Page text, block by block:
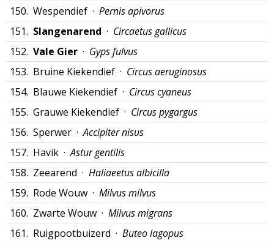
150. Wespendief · Pernis apivorus
151. Slangenarend · Circaetus gallicus
152. Vale Gier · Gyps fulvus
153. Bruine Kiekendief · Circus aeruginosus
154. Blauwe Kiekendief · Circus cyaneus
155. Grauwe Kiekendief · Circus pygargus
156. Sperwer ·Accipiter nisus
157. Havik ·Astur gentilis
158. Zeearend · Haliaeetus albicilla
159. Rode Wouw · Milvus milvus
160. Zwarte Wouw · Milvus migrans
161. Ruigpootbuizerd · Buteo lagopus